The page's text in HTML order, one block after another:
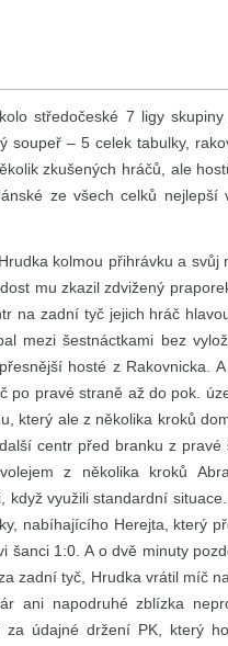
středočeské 7 ligy
soupeř – 5 celek tabulky,
zkušených hráčů, ale
ze všech celků nejlepší
kolmou přihrávku a svůj
mu zkazil zdvižený praporek
na zadní tyč jejich hráč
mezi šestnáctkami bez
hosté z Rakovnicka.
po pravé straně až do pok.
který ale z několika kroků
centr před branku z pravé
z několika kroků
když využili standardní
nabíhajícího Herejta, který
šanci 1:0. A o dvě minuty
zadní tyč, Hrudka vrátil míč
ani napodruhé zblízka
údajné držení PK, který